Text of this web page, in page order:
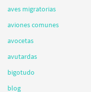
aves migratorias
aviones comunes
avocetas
avutardas
bigotudo
blog